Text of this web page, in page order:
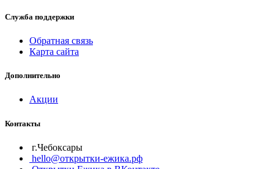
Служба поддержки
Обратная связь
Карта сайта
Дополнительно
Акции
Контакты
г.Чебоксары
hello@открытки-ежика.рф